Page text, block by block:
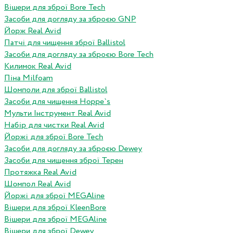
Вішери для зброї Bore Tech
Засоби для догляду за зброєю GNP
Йорж Real Avid
Патчі для чищення зброї Ballistol
Засоби для догляду за зброєю Bore Tech
Килимок Real Avid
Піна Milfoam
Шомполи для зброї Ballistol
Засоби для чищення Hoppe`s
Мульти Інструмент Real Avid
Набір для чистки Real Avid
Йоржі для зброї Bore Tech
Засоби для догляду за зброєю Dewey
Засоби для чищення зброї Терен
Протяжка Real Avid
Шомпол Real Avid
Йоржі для зброї MEGAline
Вішери для зброї KleenBore
Вішери для зброї MEGAline